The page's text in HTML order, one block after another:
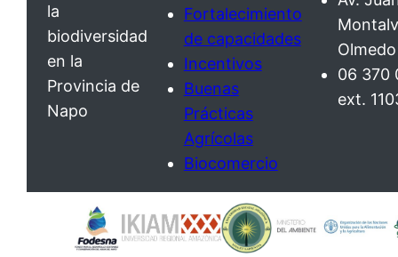
la
biodiversidad
en la
Provincia de
Napo
Fortalecimiento
de capacidades
Incentivos
Buenas
Prácticas
Agrícolas
Biocomercio
Olmedo
06 370
ext.